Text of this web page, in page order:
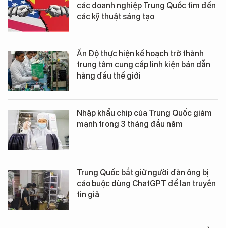
các doanh nghiệp Trung Quốc tìm đến
các kỹ thuật sáng tạo
Ấn Độ thực hiện kế hoạch trở thành
trung tâm cung cấp linh kiện bán dẫn
hàng đầu thế giới
Nhập khẩu chip của Trung Quốc giảm
mạnh trong 3 tháng đầu năm
Trung Quốc bắt giữ người đàn ông bị
cáo buộc dùng ChatGPT để lan truyền
tin giả